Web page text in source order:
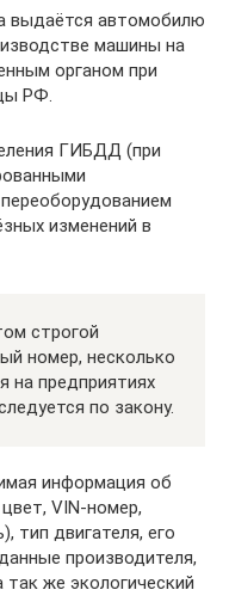
выдаётся автомобилю
машины на
органом при
РФ.
ГИБДД (при
изменений в
строгой
номер, несколько
на предприятиях
по закону.
информация об
VIN-номер,
тип двигателя, его
производителя,
же экологический